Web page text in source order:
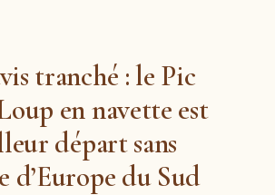
tranché : le Pic
en navette est
départ sans
d’Europe du Sud